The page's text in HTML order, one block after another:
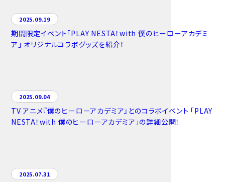
2025.09.19
期間限定イベント「PLAY NESTA！with 僕のヒーローアカデミ
ア」 オリジナルコラボグッズを紹介！
2025.09.04
TV アニメ『僕のヒーローアカデミア』とのコラボイベント 「PLAY
NESTA！with 僕のヒーローアカデミア」の詳細公開！
2025.07.31